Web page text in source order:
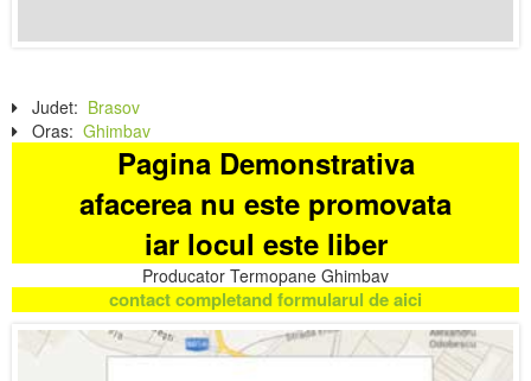
Judet: Brasov
Oras: Ghimbav
Pagina Demonstrativa
afacerea nu este promovata
iar locul este liber
Producator Termopane Ghimbav
contact completand formularul de aici